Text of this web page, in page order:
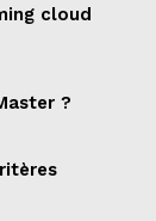
cloud
?